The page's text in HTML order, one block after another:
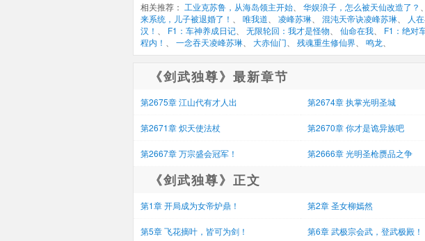
相关推荐： 工业克苏鲁，从海岛领主开始 华娱浪子，怎么被天仙改造了？
来系统，儿子被退婚了！
唯我道 凌峰苏琳 混沌天帝诀凌峰苏琳 人
汉！
F1：车神养成日记 无限轮回：我才是怪物 仙命在我 F1：绝对
程内！
一念吞天凌峰苏琳 大赤仙门 残魂重生修仙界 鸣龙
《剑武独尊》最新章节
第2675章 江山代有才人出 第2674章 执掌光明圣城
第2671章 炽天使法杖 第2670章 你才是诡异族吧
第2667章 万宗盛会冠军！ 第2666章 光明圣枪赝品之争
《剑武独尊》正文
第1章 开局成为女帝炉鼎！ 第2章 圣女柳嫣然
第5章 飞花摘叶，皆可为剑！ 第6章 武极宗会武，登武极殿！